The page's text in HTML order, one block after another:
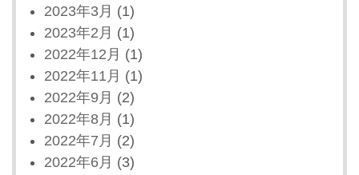
2023年3月 (1)
2023年2月 (1)
2022年12月 (1)
2022年11月 (1)
2022年9月 (2)
2022年8月 (1)
2022年7月 (2)
2022年6月 (3)